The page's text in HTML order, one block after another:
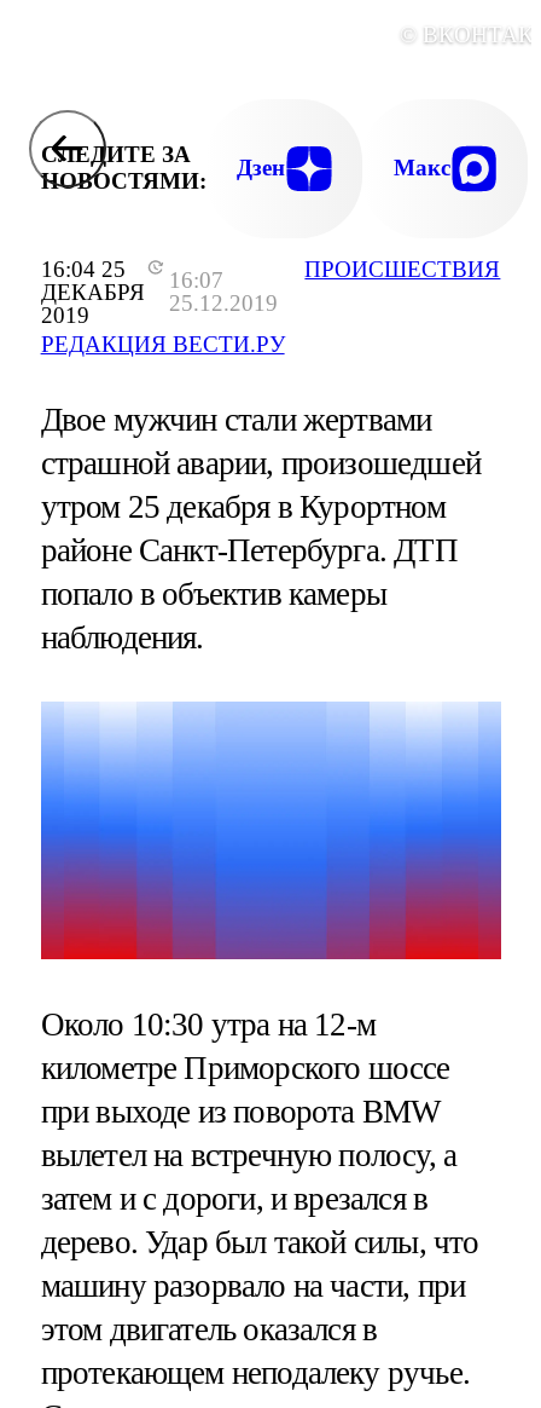
16:04 25
ДЕКАБРЯ
2019
16:07
25.12.2019
РЕДАКЦИЯ ВЕСТИ.РУ
ПРОИСШЕСТВИЯ
©
СЛЕДИТЕ ЗА
НОВОСТЯМИ:
Дзен Макс
Двое мужчин стали жертвами
страшной аварии, произошедшей
утром 25 декабря в Курортном
районе Санкт-Петербурга. ДТП
попало в объектив камеры
наблюдения.
Около 10:30 утра на 12-м
километре Приморского шоссе
при выходе из поворота BMW
вылетел на встречную полосу, а
затем и с дороги, и врезался в
дерево. Удар был такой силы, что
машину разорвало на части, при
этом двигатель оказался в
протекающем неподалеку ручье.